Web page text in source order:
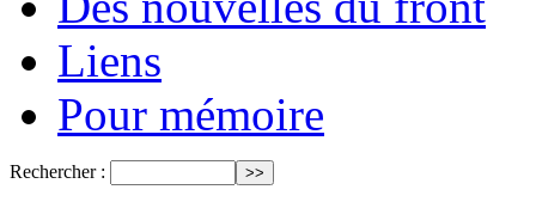
Liens
Pour mémoire
Rechercher :